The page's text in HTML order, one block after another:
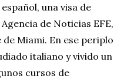
una visa de
de Noticias EFE,
Miami. En ese periplo
italiano y vivido un
cursos de